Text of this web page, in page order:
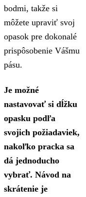
bodmi, takže si
môžete upraviť svoj
opasok pre dokonalé
prispôsobenie Vášmu
pásu.
Je možné
nastavovať si dĺžku
opasku podľa
svojich požiadaviek,
nakoľko pracka sa
dá jednoducho
vybrať. Návod na
skrátenie je